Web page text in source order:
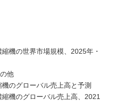
の世界市場規模、2025年・
他
のグローバル売上高と予測
のグローバル売上高、2021